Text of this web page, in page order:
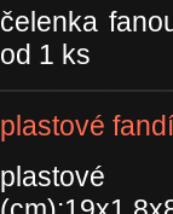
čelenka
od 1 ks
plastové
plastové